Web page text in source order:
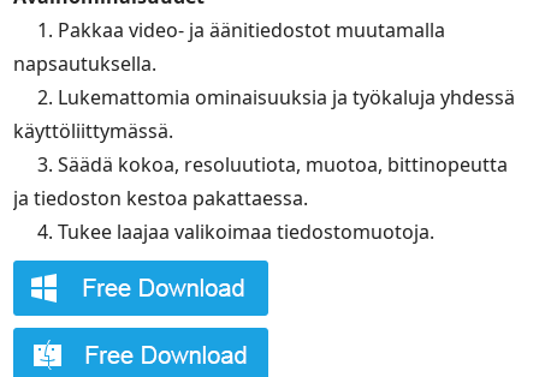
1. Pakkaa video- ja äänitiedostot muutamalla
napsautuksella.
2. Lukemattomia ominaisuuksia ja työkaluja yhdessä
käyttöliittymässä.
3. Säädä kokoa, resoluutiota, muotoa, bittinopeutta
ja tiedoston kestoa pakattaessa.
4. Tukee laajaa valikoimaa tiedostomuotoja.